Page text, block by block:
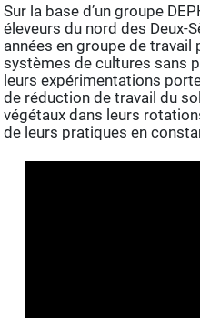
Sur la base d’un groupe
éleveurs du nord des Deux-
années en groupe de
systèmes de cultures sans
leurs expérimentations
de réduction de travail du
végétaux dans leurs
de leurs pratiques en